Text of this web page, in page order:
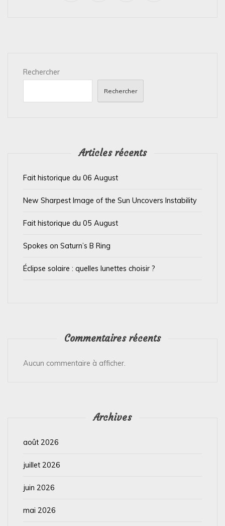
Rechercher
Rechercher
Articles récents
Fait historique du 06 August
New Sharpest Image of the Sun Uncovers Instability
Fait historique du 05 August
Spokes on Saturn’s B Ring
Éclipse solaire : quelles lunettes choisir ?
Commentaires récents
Aucun commentaire à afficher.
Archives
août 2026
juillet 2026
juin 2026
mai 2026